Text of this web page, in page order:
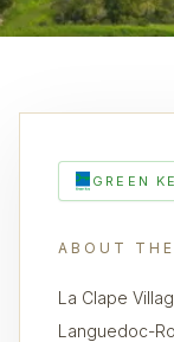
GREEN
ABOUT
La Clape
Languedoc-